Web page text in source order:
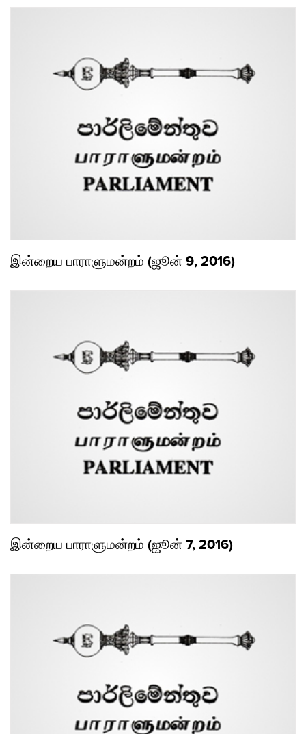
இன்றைய பாராளுமன்றம் (ஜூன் 9, 2016)
இன்றைய பாராளுமன்றம் (ஜூன் 7, 2016)